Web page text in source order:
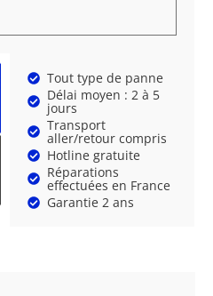
Tout type de panne
Délai moyen : 2 à 5
jours
Transport
aller/retour compris
Hotline gratuite
Réparations
effectuées en France
Garantie 2 ans